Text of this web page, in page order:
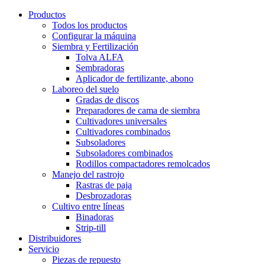
Productos
Todos los productos
Configurar la máquina
Siembra y Fertilización
Tolva ALFA
Sembradoras
Aplicador de fertilizante, abono
Laboreo del suelo
Gradas de discos
Preparadores de cama de siembra
Cultivadores universales
Cultivadores combinados
Subsoladores
Subsoladores combinados
Rodillos compactadores remolcados
Manejo del rastrojo
Rastras de paja
Desbrozadoras
Cultivo entre líneas
Binadoras
Strip-till
Distribuidores
Servicio
Piezas de repuesto